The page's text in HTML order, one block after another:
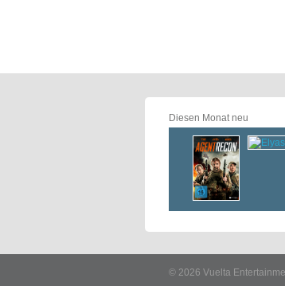
Diesen Monat neu
© 2026 Vuelta